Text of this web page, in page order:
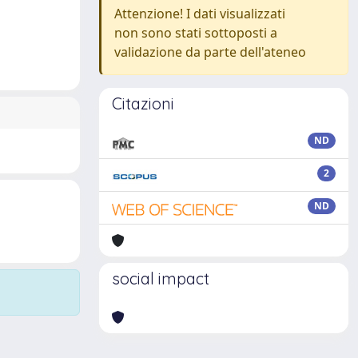
Attenzione! I dati visualizzati
non sono stati sottoposti a
validazione da parte dell'ateneo
Citazioni
ND
2
ND
social impact